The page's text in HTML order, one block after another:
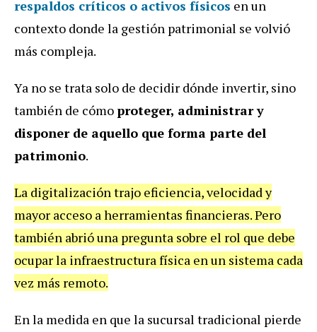
respaldos críticos o activos físicos en un
contexto donde la gestión patrimonial se volvió
más compleja.
Ya no se trata solo de decidir dónde invertir, sino
también de cómoproteger, administrar y
disponer de aquello que forma parte del
patrimonio.
La digitalización trajo eficiencia, velocidad y
mayor acceso a herramientas financieras. Pero
también abrió una pregunta sobre el rol que debe
ocupar la infraestructura física en un sistema cada
vez más remoto.
En la medida en que la sucursal tradicional pierde